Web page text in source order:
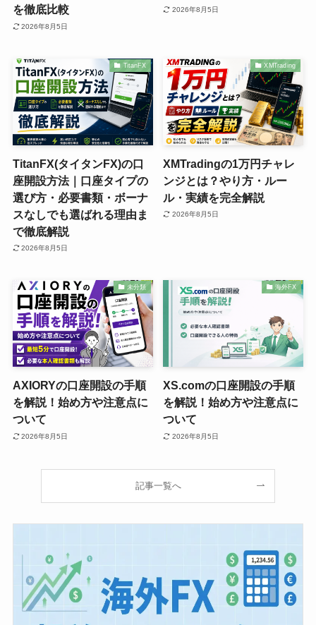
を徹底比較
2026年8月5日
2026年8月5日
TitanFX
TitanFX(タイタンFX)の口
座開設方法｜口座タイプの
選び方・必要書類・ボーナ
スなしでも選ばれる理由ま
で徹底解説
2026年8月5日
XMTrading
XMTradingの1万円チャレ
ンジとは？やり方・ルー
ル・実績を完全解説
2026年8月5日
未分類
AXIORYの口座開設の手順
を解説！始め方や注意点に
ついて
2026年8月5日
海外FX
XS.comの口座開設の手順
を解説！始め方や注意点に
ついて
2026年8月5日
記事一覧へ